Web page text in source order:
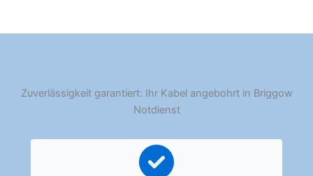
Zuverlässigkeit garantiert: Ihr Kabel angebohrt in Briggow
Notdienst